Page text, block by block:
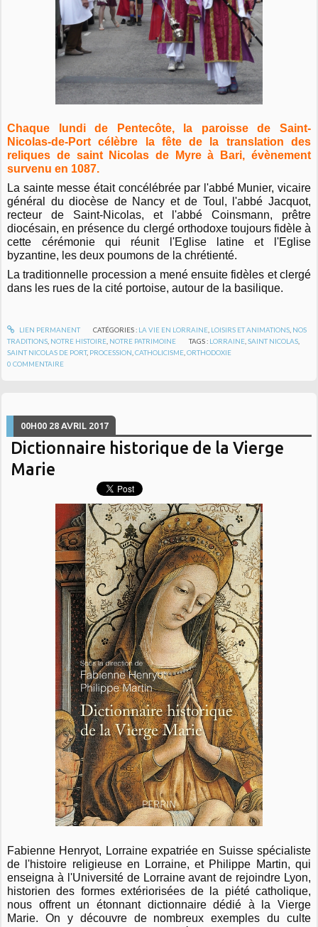
Chaque lundi de Pentecôte, la paroisse de Saint-
Nicolas-de-Port célèbre la fête de la translation des
reliques de saint Nicolas de Myre à Bari, évènement
survenu en 1087.
La sainte messe était concélébrée par l'abbé Munier, vicaire
général du diocèse de Nancy et de Toul, l'abbé Jacquot,
recteur de Saint-Nicolas, et l'abbé Coinsmann, prêtre
diocésain, en présence du clergé orthodoxe toujours fidèle à
cette cérémonie qui réunit l'Eglise latine et l'Eglise
byzantine, les deux poumons de la chrétienté.
La traditionnelle procession a mené ensuite fidèles et clergé
dans les rues de la cité portoise, autour de la basilique.
LIEN PERMANENT CATÉGORIES : LA VIE EN LORRAINE, LOISIRS ET ANIMATIONS, NOS
TRADITIONS NOTRE HISTOIRE NOTRE PATRIMOINE TAGS : LORRAINE ,SAINT NICOLAS
SAINT NICOLAS DE PORT, PROCESSION ,CATHOLICISME ,ORTHODOXIE
0 COMMENTAIRE
00H00 28 AVRIL 2017
Dictionnaire historique de la Vierge
Marie
Fabienne Henryot, Lorraine expatriée en Suisse spécialiste
de l'histoire religieuse en Lorraine, et Philippe Martin, qui
enseigna à l'Université de Lorraine avant de rejoindre Lyon,
historien des formes extériorisées de la piété catholique,
nous offrent un étonnant dictionnaire dédié à la Vierge
Marie. On y découvre de nombreux exemples du culte